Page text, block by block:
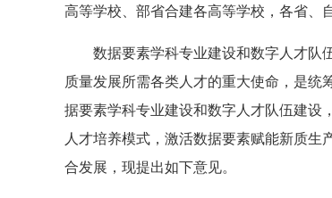
高等学校、部省合建各高等学校，各省、
数据要素学科专业建设和数字人才队
质量发展所需各类人才的重大使命，是统
据要素学科专业建设和数字人才队伍建设
人才培养模式，激活数据要素赋能新质
合发展，现提出如下意见。